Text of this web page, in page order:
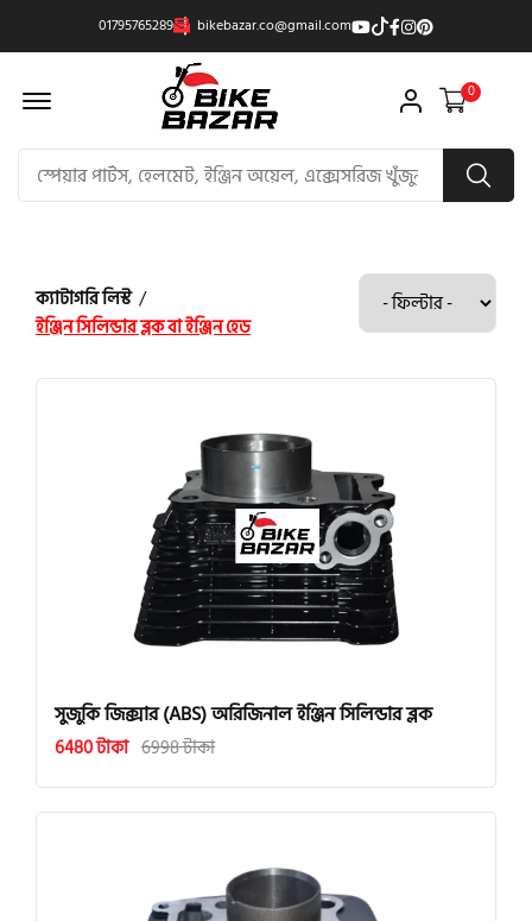
01795765289 bikebazar.co@gmail.com
Offcanvas Menu Open 0
ক্যাটাগরি লিস্ট/
ইঞ্জিন সিলিন্ডার ব্লক বা ইঞ্জিন হেড
সুজুকি জিক্সার (ABS) অরিজিনাল ইঞ্জিন সিলিন্ডার ব্লক
6480 টাকা 6998 টাকা